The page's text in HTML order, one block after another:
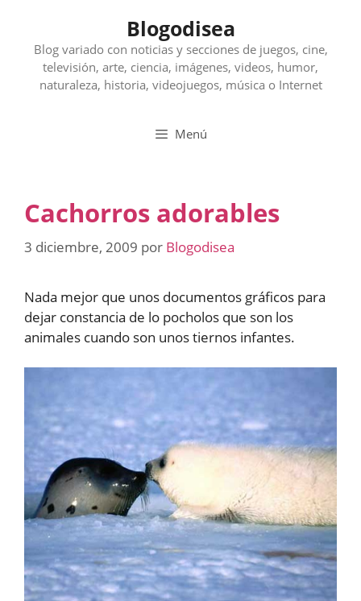
contenido
Blogodisea
Blog variado con noticias y secciones de juegos, cine,
televisión, arte, ciencia, imágenes, videos, humor,
naturaleza, historia, videojuegos, música o Internet
Menú
Cachorros adorables
3 diciembre, 2009 por Blogodisea
Nada mejor que unos documentos gráficos para
dejar constancia de lo pocholos que son los
animales cuando son unos tiernos infantes.